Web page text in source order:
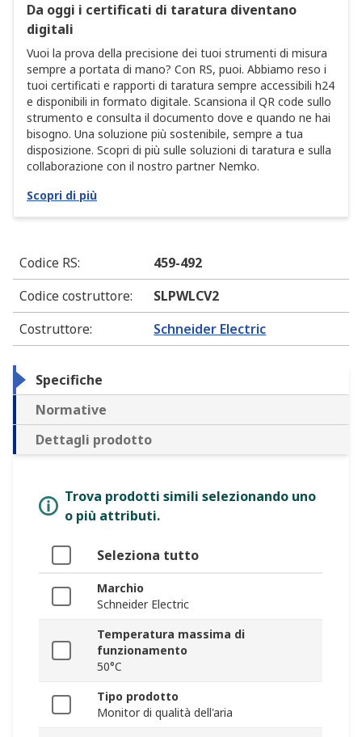
Da oggi i certificati di taratura diventano
digitali
Vuoi la prova della precisione dei tuoi strumenti di misura
sempre a portata di mano? Con RS, puoi. Abbiamo reso i
tuoi certificati e rapporti di taratura sempre accessibili h24
e disponibili in formato digitale. Scansiona il QR code sullo
strumento e consulta il documento dove e quando ne hai
bisogno. Una soluzione più sostenibile, sempre a tua
disposizione. Scopri di più sulle soluzioni di taratura e sulla
collaborazione con il nostro partner Nemko.
Scopri di più
Codice RS:
459-492
Codice costruttore:
SLPWLCV2
Costruttore: Schneider Electric
Specifiche
Normative
Dettagli prodotto
Trova prodotti simili selezionando uno
o più attributi.
Seleziona tutto
Marchio
Schneider Electric
Temperatura massima di
funzionamento
50°C
Tipo prodotto
Monitor di qualità dell'aria